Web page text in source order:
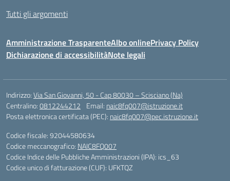
Tutti gli argomenti
Amministrazione TrasparenteAlbo onlinePrivacy Policy
Dichiarazione di accessibilitàNote legali
Indirizzo:Via San Giovanni, 50 - Cap 80030 – Scisciano (Na)
Centralino:0812244212 Email: naic8fq007@istruzione.it
Posta elettronica certificata (PEC): naic8fq007@pec.istruzione.it
Codice fiscale: 92044580634
Codice meccanografico: NAIC8FQ007
Codice Indice delle Pubbliche Amministrazioni (IPA): ics_63
Codice unico di fatturazione (CUF): UFKTQZ